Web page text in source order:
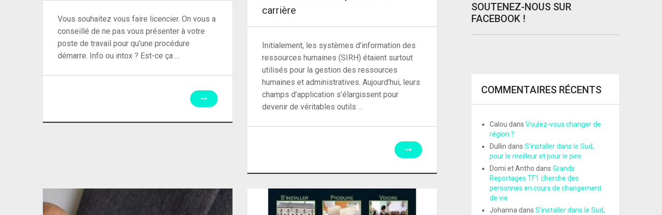
Vous souhaitez vous faire licencier. On vous a
conseillé de ne pas vous présenter à votre
poste de travail pour qu’une procédure
démarre. Info ou intox ? Est-ce ça …
carrière
Initialement, les systèmes d’information des
ressources humaines (SIRH) étaient surtout
utilisés pour la gestion des ressources
humaines et administratives. Aujourd’hui, leurs
champs d’application s’élargissent pour
devenir de véritables outils …
SOUTENEZ-NOUS SUR
FACEBOOK !
COMMENTAIRES RÉCENTS
Calou dans Voulez-vous changer de
région ?
Dullin dans S’installer dans le Sud,
pour le meilleur et pour le pire
Domi et Antho dans Grands
Reportages TF1 cherche des
personnes en cours de changement
de vie
Johannadans S’installer dans le Sud,